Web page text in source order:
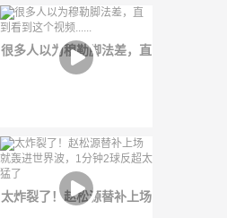
很多人以为穆勒脚法差，直
到看到这个视频......
太炸裂了！赵松源替补上场